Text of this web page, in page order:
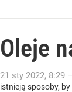
Oleje
21 sty 2022, 8:29
istnieją sposoby,